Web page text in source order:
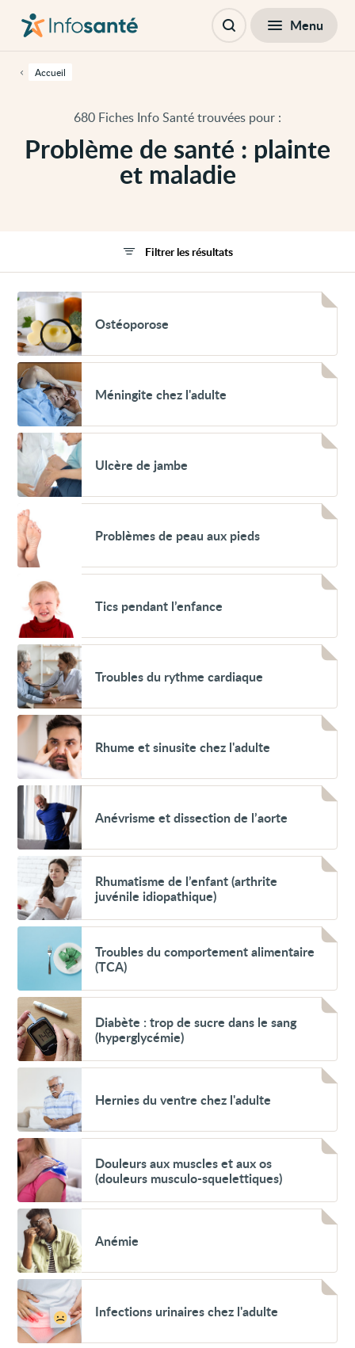
contenu
cette
principale
PasserProblème de santé : plainte
et maladie
680 Fiches Info Santé trouvées pour :
Accueil
principale
Ouvrir Menu
Voir
Ostéoporose
Ostéoporose
Voir
Méningite
chez
l'adulte
Méningite chez l'adulte
Voir
Ulcère
jambe
Ulcère de jambe
Voir
Problèmes
de
peau
aux
Problèmes de peau aux pieds
Voir
Tics
pendant
l’enfance
Tics pendant l’enfance
Voir
Troubles
du
rythme
cardiaque
Troubles du rythme cardiaque
Voir
Rhume
sinusite
chez
l'adulte
Rhume et sinusite chez l'adulte
Voir
Anévrisme
et
dissection
de
l’aorte
Anévrisme et dissection de l’aorte
Rhumatisme
de
l’enfant
(arthrite
juvénile
Rhumatisme de l’enfant (arthrite
juvénile idiopathique)
Voir
Troubles
comportement
(TCA)
Troubles du comportement alimentaire
(TCA)
Voir
Diabète
:
trop
de
sucre
sang
(hyperglycémie)
Diabète : trop de sucre dans le sang
(hyperglycémie)
Hernies
ventre
chez
l'adulte
Hernies du ventre chez l'adulte
Voir
Douleurs
aux
muscles
et
aux
os
(douleurs
musculo-
squelettiques)
Douleurs aux muscles et aux os
(douleurs musculo-squelettiques)
Voir
Anémie
Anémie
Voir
Infections
urinaires
chez
l'adulte
Infections urinaires chez l'adulte
Filtrer les résultats
Filtres Fermer